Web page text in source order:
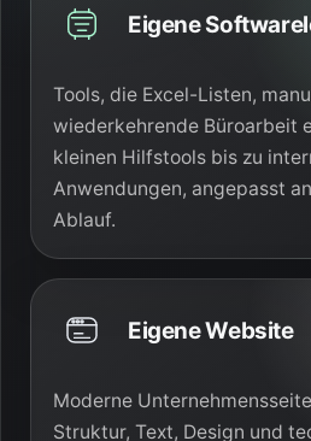
Eigene
Tools, die Excel-Listen,
wiederkehrende Büroarbeit
kleinen Hilfstools bis zu
Anwendungen, angepasst
Ablauf.
Eigene Website
Moderne
Struktur, Text, Design und